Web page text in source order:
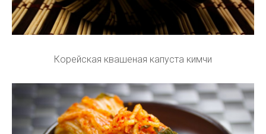
Корейская квашеная капуста кимчи